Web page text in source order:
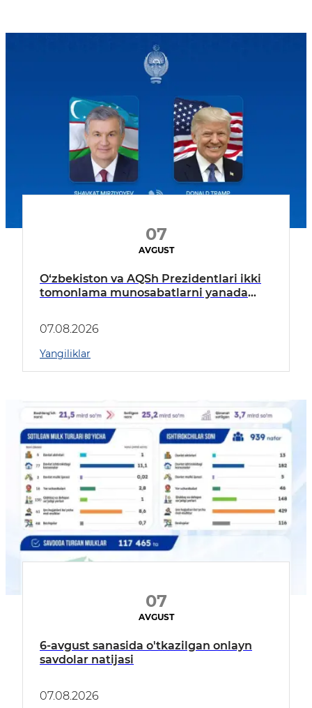
07
AVGUST
O‘zbekiston va AQSh Prezidentlari ikki
tomonlama munosabatlarni yanada
07.08.2026
Yangiliklar
07
AVGUST
6-avgust sanasida o'tkazilgan onlayn
savdolar natijasi
07.08.2026